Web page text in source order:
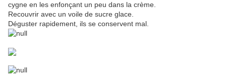
cygne en les enfonçant un peu dans la crème.
Recouvrir avec un voile de sucre glace.
Déguster rapidement, ils se conservent mal.